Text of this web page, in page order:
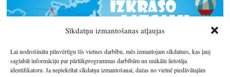
Sīkdatņu izmantošanas atļaujas
Lai nodrošinātu pilnvērtīgu šīs vietnes darbību, mēs izmantojam sīkdatnes, kas ļauj
saglabāt informāciju par pārlūkprogrammas darbībām un unikālu lietotāja
identifikatoru. Ja nepiekrītat sīkdatņu izmantošanai, dažas no vietnē piedāvātajām